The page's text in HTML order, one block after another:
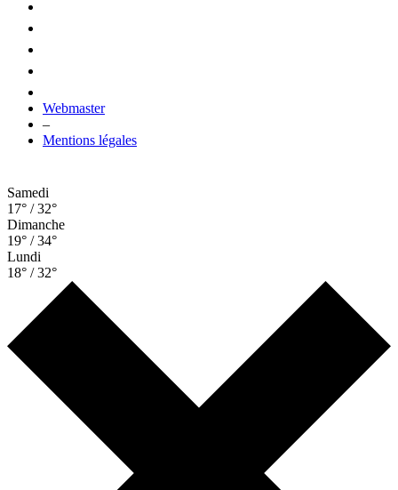
Webmaster
–
Mentions légales
Samedi
17° / 32°
Dimanche
19° / 34°
Lundi
18° / 32°